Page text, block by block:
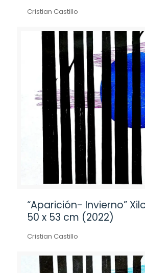
Cristian Castillo
“Aparición- Invierno”
50 x 53 cm (2022)
Cristian Castillo